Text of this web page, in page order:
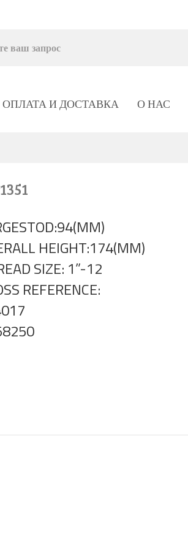
ОПЛАТА И ДОСТАВКА О НАС
HEIGHT:174(MM)
SIZE: 1”-12
REFERENCE: